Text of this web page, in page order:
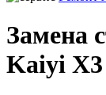
Замена
Kaiyi